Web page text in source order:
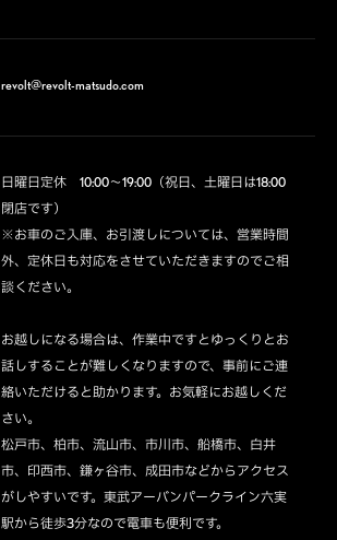
revolt@revolt-matsudo.com
日曜日定休　10:00～19:00（祝日、土曜日は18:00
閉店です）
※お車のご入庫、お引渡しについては、営業時間
外、定休日も対応をさせていただきますのでご相
談ください。
お越しになる場合は、作業中ですとゆっくりとお
話しすることが難しくなりますので、事前にご連
絡いただけると助かります。お気軽にお越しくだ
さい。
松戸市、柏市、流山市、市川市、船橋市、白井
市、印西市、鎌ヶ谷市、成田市などからアクセス
がしやすいです。東武アーバンパークライン六実
駅から徒歩3分なので電車も便利です。